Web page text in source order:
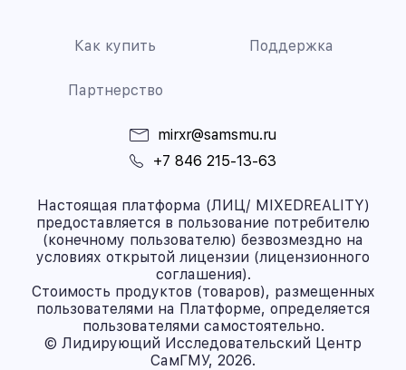
Как купить Поддержка
Партнерство
mirxr@samsmu.ru
+7 846 215-13-63
Настоящая платформа (ЛИЦ/ MIXEDREALITY)
предоставляется в пользование потребителю
(конечному пользователю) безвозмездно на
условиях открытой лицензии (лицензионного
соглашения).
Стоимость продуктов (товаров), размещенных
пользователями на Платформе, определяется
пользователями самостоятельно.
© Лидирующий Исследовательский Центр
СамГМУ, 2026.